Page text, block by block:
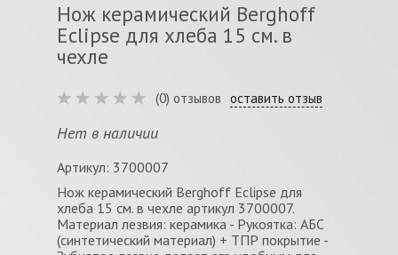
Нож керамический Berghoff
Eclipse для хлеба 15 см. в
чехле
(0) отзывов оставить отзыв
Нет в наличии
Артикул: 3700007
Нож керамический Berghoff Eclipse для
хлеба 15 см. в чехле артикул 3700007.
Материал лезвия: керамика - Рукоятка: АБС
(синтетический материал) + ТПР покрытие -